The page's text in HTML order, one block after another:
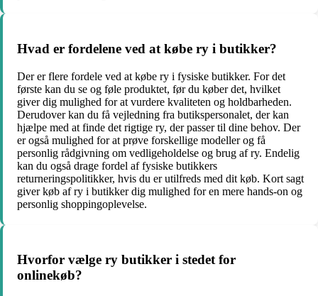
Hvad er fordelene ved at købe ry i butikker?
Der er flere fordele ved at købe ry i fysiske butikker. For det
første kan du se og føle produktet, før du køber det, hvilket
giver dig mulighed for at vurdere kvaliteten og holdbarheden.
Derudover kan du få vejledning fra butikspersonalet, der kan
hjælpe med at finde det rigtige ry, der passer til dine behov. Der
er også mulighed for at prøve forskellige modeller og få
personlig rådgivning om vedligeholdelse og brug af ry. Endelig
kan du også drage fordel af fysiske butikkers
returneringspolitikker, hvis du er utilfreds med dit køb. Kort sagt
giver køb af ry i butikker dig mulighed for en mere hands-on og
personlig shoppingoplevelse.
Hvorfor vælge ry butikker i stedet for
onlinekøb?